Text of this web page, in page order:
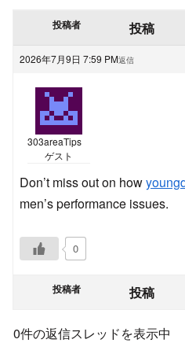
投稿者 投稿
2026年7月9日 7:59 PM返信
303areaTips
ゲスト
Don’t miss out on how
men’s performance issues.
0
投稿者 投稿
0件の返信スレッドを表示中